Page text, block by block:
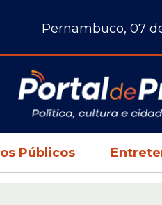
Pernambuco, 07
Públicos